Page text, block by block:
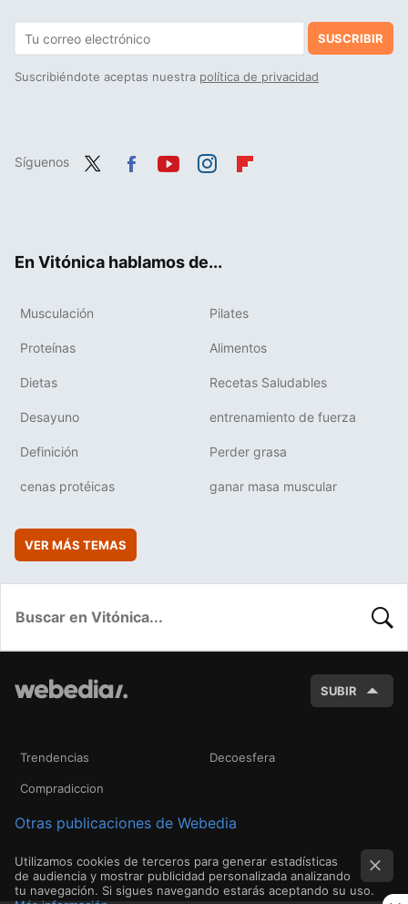
SUSCRIBIR
Suscribiéndote aceptas nuestra política de privacidad
Síguenos
En Vitónica hablamos de...
Musculación Pilates
Proteínas Alimentos
Dietas Recetas Saludables
Desayuno entrenamiento de fuerza
Definición Perder grasa
cenas protéicas ganar masa muscular
VER MÁS TEMAS
SUBIR
Trendencias Decoesfera
Compradiccion
Otras publicaciones de Webedia
Utilizamos cookies de terceros para generar estadísticas
de audiencia y mostrar publicidad personalizada analizando
tu navegación. Si sigues navegando estarás aceptando su uso.